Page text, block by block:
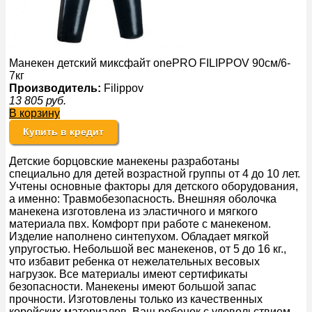
Манекен детский миксфайт onePRO FILIPPOV 90см/6-
7кг
Производитель: Filippov
13 805 руб.
В корзину
Купить в кредит
Детские борцовские манекены разработаны
специально для детей возрастной группы от 4 до 10 лет.
Учтены основные факторы для детского оборудования,
а именно: Травмобезопасность. Внешняя оболочка
манекена изготовлена из эластичного и мягкого
материала пвх. Комфорт при работе с манекеном.
Изделие наполнено синтепухом. Обладает мягкой
упругостью. Небольшой вес манекенов, от 5 до 16 кг.,
что избавит ребенка от нежелательных весовых
нагрузок. Все материалы имеют сертификаты
безопасности. Манекены имеют большой запас
прочности. Изготовлены только из качественных